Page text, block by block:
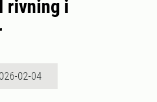
rivning i
02-04